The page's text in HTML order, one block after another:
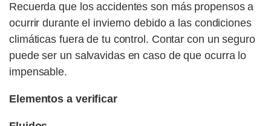
Recuerda que los accidentes son más propensos a
ocurrir durante el invierno debido a las condiciones
climáticas fuera de tu control. Contar con un seguro
puede ser un salvavidas en caso de que ocurra lo
impensable.
Elementos a verificar